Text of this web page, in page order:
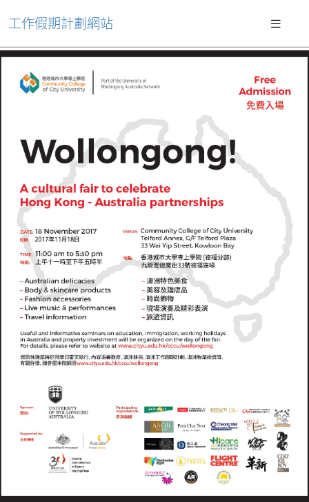
工作假期計劃網站